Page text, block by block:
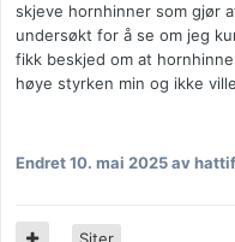
skjeve hornhinner som gjør
undersøkt for å se om jeg
fikk beskjed om at
høye styrken min og ikke
Endret10. mai 2025av
Siter